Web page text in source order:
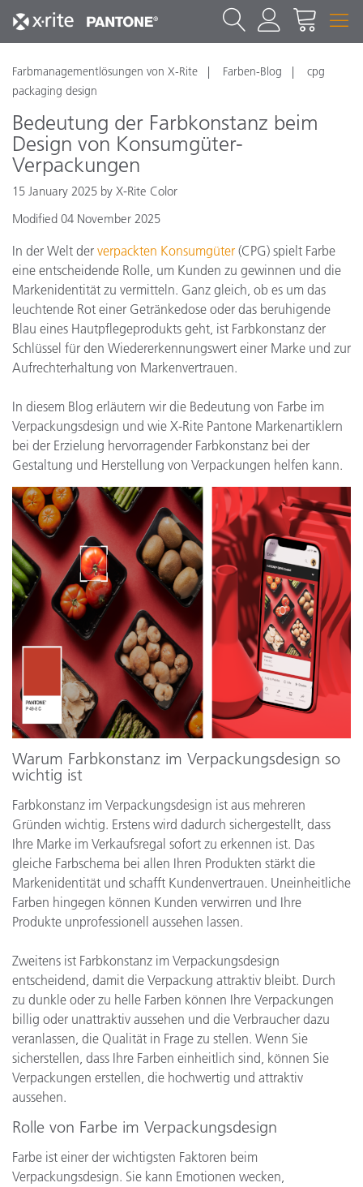
Farbmanagementlösungen von X-Rite Farben-Blog
cpg
packaging design
Bedeutung der Farbkonstanz beim
Design von Konsumgüter-
Verpackungen
15 January 2025 by X-Rite Color
Modified 04 November 2025
In der Welt der verpackten Konsumgüter (CPG) spielt Farbe
eine entscheidende Rolle, um Kunden zu gewinnen und die
Markenidentität zu vermitteln. Ganz gleich, ob es um das
leuchtende Rot einer Getränkedose oder das beruhigende
Blau eines Hautpflegeprodukts geht, ist Farbkonstanz der
Schlüssel für den Wiedererkennungswert einer Marke und zur
Aufrechterhaltung von Markenvertrauen.
In diesem Blog erläutern wir die Bedeutung von Farbe im
Verpackungsdesign und wie X-Rite Pantone Markenartiklern
bei der Erzielung hervorragender Farbkonstanz bei der
Gestaltung und Herstellung von Verpackungen helfen kann.
Warum Farbkonstanz im Verpackungsdesign so
wichtig ist
Farbkonstanz im Verpackungsdesign ist aus mehreren
Gründen wichtig. Erstens wird dadurch sichergestellt, dass
Ihre Marke im Verkaufsregal sofort zu erkennen ist. Das
gleiche Farbschema bei allen Ihren Produkten stärkt die
Markenidentität und schafft Kundenvertrauen. Uneinheitliche
Farben hingegen können Kunden verwirren und Ihre
Produkte unprofessionell aussehen lassen.
Zweitens ist Farbkonstanz im Verpackungsdesign
entscheidend, damit die Verpackung attraktiv bleibt. Durch
zu dunkle oder zu helle Farben können Ihre Verpackungen
billig oder unattraktiv aussehen und die Verbraucher dazu
veranlassen, die Qualität in Frage zu stellen. Wenn Sie
sicherstellen, dass Ihre Farben einheitlich sind, können Sie
Verpackungen erstellen, die hochwertig und attraktiv
aussehen.
Rolle von Farbe im Verpackungsdesign
Farbe ist einer der wichtigsten Faktoren beim
Verpackungsdesign. Sie kann Emotionen wecken,